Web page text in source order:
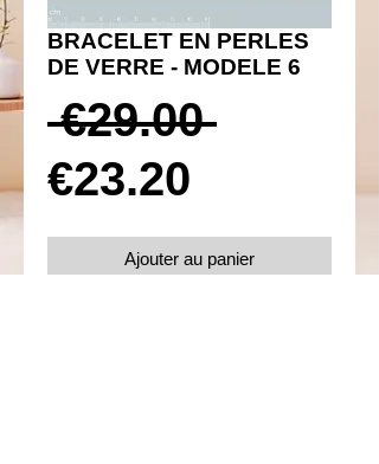
BRACELET EN PERLES
DE VERRE - MODELE 6
€29.00 Prix
€23.20
Ajouter au panier